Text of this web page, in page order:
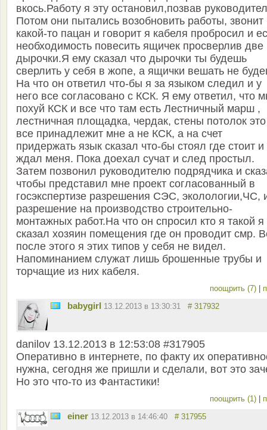
вкось.Работу я эту остановил,позвав
Потом они пытались возобновить работы, звонит
какой-то пацан и говорит я кабеля пробросил и
необходимость повесить ящичек просверлив две
дырочки.Я ему сказал что дырочки ты будешь
сверлить у себя в жопе, а ящички вешать не
На что он ответил что-бы я за языком следил и у
него все согласовано с КСК. Я ему ответил, что
похуй КСК и все что там есть Лестничный марш ,
лестничная площадка, чердак, стены потолок это
все принадлежит мне а не КСК, а на счет
придержать язык сказал что-бы стоял где стоит и
ждал меня. Пока доехал сучат и след простыл.
Затем позвонил руководителю подрядчика и
чтобы представил мне проект согласованный в
госэкспертизе разрешения СЭС, эколологии,ЧС,
разрешение на производство строительно-
монтажных работ.На что он спросил кто я такой я
сказал хозяин помещения где он проводит смр.
после этого я этих типов у себя не видел.
Напоминанием служат лишь брошенные трубы и
торчащие из них кабеля.
поощрить (7)
babygirl 13.12.2013 в 13:30:31 # 317932
danilov 13.12.2013 в 12:53:08 #317905
Оперативно в интернете, по факту их
нужна, сегодня же пришли и сделали, вот это
Но это что-то из Фантастики!
поощрить (1)
einer 13.12.2013 в 14:46:40 # 317955